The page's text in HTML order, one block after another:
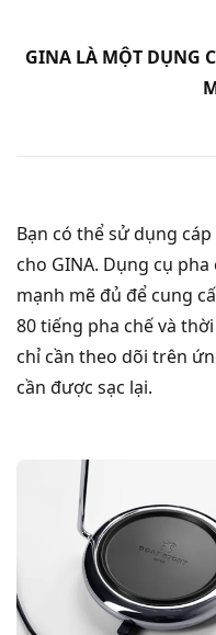
GINA LÀ MỘT DỤNG
Bạn có thể sử dụng
cho GINA. Dụng cụ
mạnh mẽ đủ để cung
80 tiếng pha chế và
chỉ cần theo dõi trên
cần được sạc lại.